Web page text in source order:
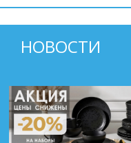
НОВОСТИ